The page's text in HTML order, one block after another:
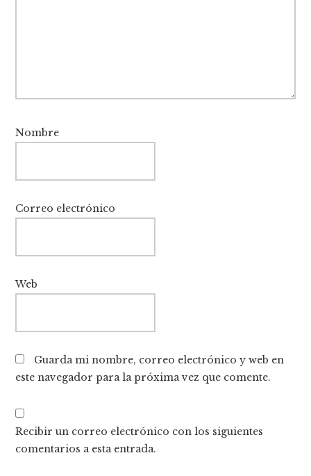
Nombre
Correo electrónico
Web
Guarda mi nombre, correo electrónico y web en
este navegador para la próxima vez que comente.
Recibir un correo electrónico con los siguientes
comentarios a esta entrada.